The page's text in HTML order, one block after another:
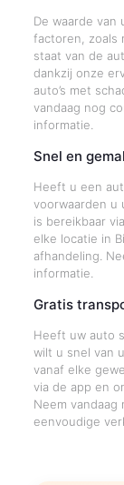
De waarde van
factoren, zoals
staat van de
dankzij onze
auto’s met
vandaag nog
informatie.
Snel en
Heeft u een
voorwaarden u
is bereikbaar
elke locatie in
afhandeling.
informatie.
Gratis
Heeft uw auto
wilt u snel van
vanaf elke
via de app en
Neem
eenvoudige